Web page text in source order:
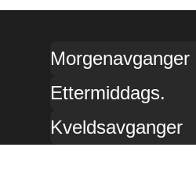
Morgenavganger
Ettermiddags.
Kveldsavganger